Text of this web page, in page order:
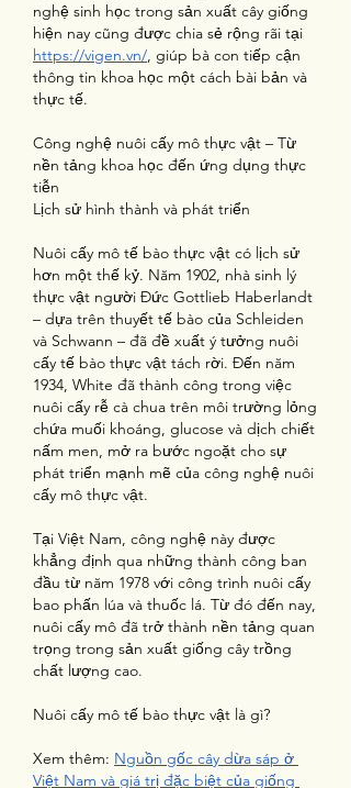
nghệ sinh học trong sản xuất cây giống
https://vigen.vn/, giúp bà con tiếp cận
thông tin khoa học một cách bài bản và
thực tế.
Công nghệ nuôi cấy mô thực vật – Từ
nền tảng khoa học đến ứng dụng thực
tiễn
Lịch sử hình thành và phát triển
Nuôi cấy mô tế bào thực vật có lịch sử
hơn một thế kỷ. Năm 1902, nhà sinh lý
thực vật người Đức Gottlieb Haberlandt
– dựa trên thuyết tế bào của Schleiden
và Schwann – đã đề xuất ý tưởng nuôi
cấy tế bào thực vật tách rời. Đến năm
1934, White đã thành công trong việc
nuôi cấy rễ cà chua trên môi trường lỏng
chứa muối khoáng, glucose và dịch chiết
nấm men, mở ra bước ngoặt cho sự
phát triển mạnh mẽ của công nghệ nuôi
cấy mô thực vật.
Tại Việt Nam, công nghệ này được
khẳng định qua những thành công ban
đầu từ năm 1978 với công trình nuôi cấy
bao phấn lúa và thuốc lá. Từ đó đến nay,
nuôi cấy mô đã trở thành nền tảng quan
trọng trong sản xuất giống cây trồng
chất lượng cao.
Nuôi cấy mô tế bào thực vật là gì?
Xem thêm: Nguồn gốc cây dừa sáp ở
Việt Nam và giá trị đặc biệt của giống